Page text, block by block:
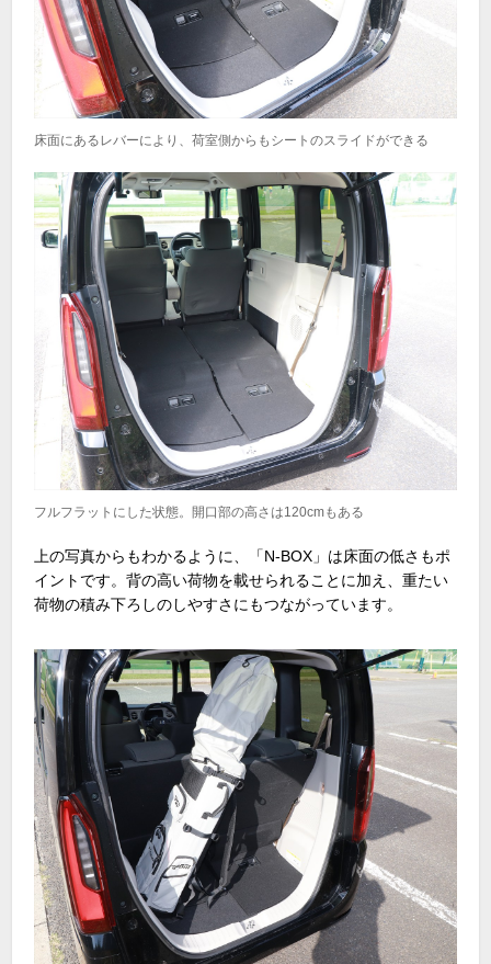
床面にあるレバーにより、荷室側からもシートのスライドができる
フルフラットにした状態。開口部の高さは120cmもある
上の写真からもわかるように、「N-BOX 」は床面の低さもポ
イントです。背の高い荷物を載せられることに加え、重たい
荷物の積み下ろしのしやすさにもつながっています。